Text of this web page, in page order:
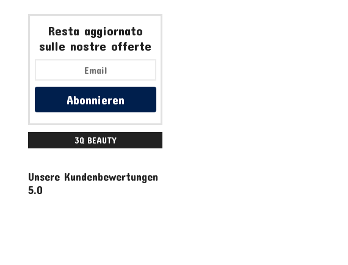
Resta aggiornato
sulle nostre offerte
Abonnieren
3Q BEAUTY
Unsere Kundenbewertungen
5.0